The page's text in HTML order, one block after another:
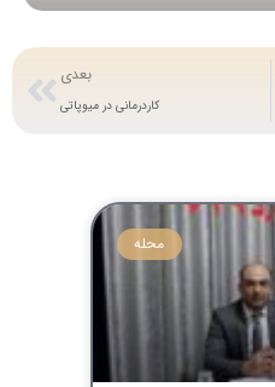
بعدی
کاردرمانی در میوپاتی
محله